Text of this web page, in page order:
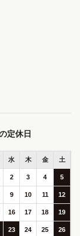
水 木 金 土
2 3 4 5
9 10 11 12
16 17 18 19
23 24 25 26